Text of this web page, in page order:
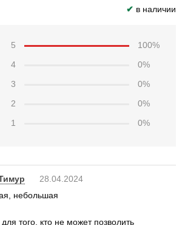
✔ в наличии
5
100%
4
0%
3
0%
2
0%
1
0%
28.04.2024
небольшая
того, кто не может позволить